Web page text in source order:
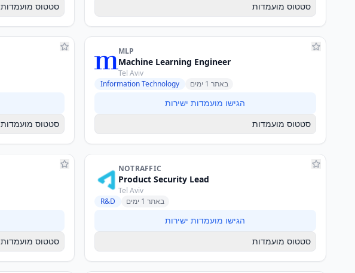
סטטוס מועמדות
סטטוס מועמדות
MLP
Machine Learning Engineer
Tel Aviv
Information Technology
באתר 1 ימים
הגישו מועמדות ישירות
סטטוס מועמדות
סטטוס מועמדות
NOTRAFFIC
Product Security Lead
Tel Aviv
R&D
באתר 1 ימים
הגישו מועמדות ישירות
סטטוס מועמדות
סטטוס מועמדות